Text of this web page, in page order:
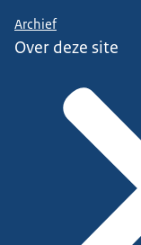
Archief
Over deze site